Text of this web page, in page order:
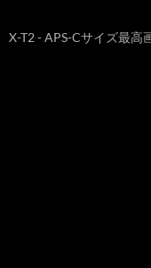
X-T2 - APS-Cサイズ最高